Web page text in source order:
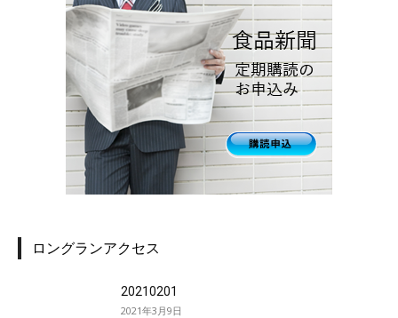
ロングランアクセス
20210201
2021年3月9日